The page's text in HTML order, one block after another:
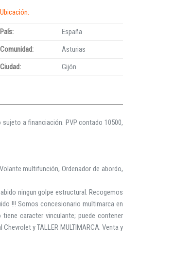
Ubicación:
País:
España
Comunidad:
Asturias
Ciudad:
Gijón
sujeto a financiación. PVP contado 10500,
multifunción, Ordenador de abordo,
ningun golpe estructural. Recogemos
!!! Somos concesionario multimarca en
caracter vinculante; puede contener
y TALLER MULTIMARCA. Venta y